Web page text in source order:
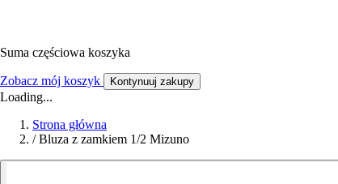
Suma częściowa koszyka
Zobacz mój koszyk Kontynuuj zakupy
Loading...
Strona główna
/ Bluza z zamkiem 1/2 Mizuno